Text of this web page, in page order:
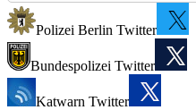
Polizei Berlin Twitter
Bundespolizei Twitter
Katwarn Twitter